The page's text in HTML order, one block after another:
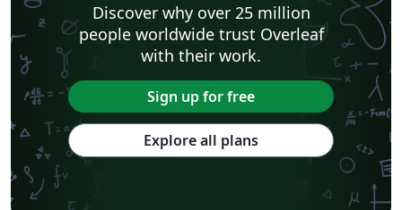
Discover why over 25 million
people worldwide trust Overleaf
with their work.
Sign up for free
Explore all plans